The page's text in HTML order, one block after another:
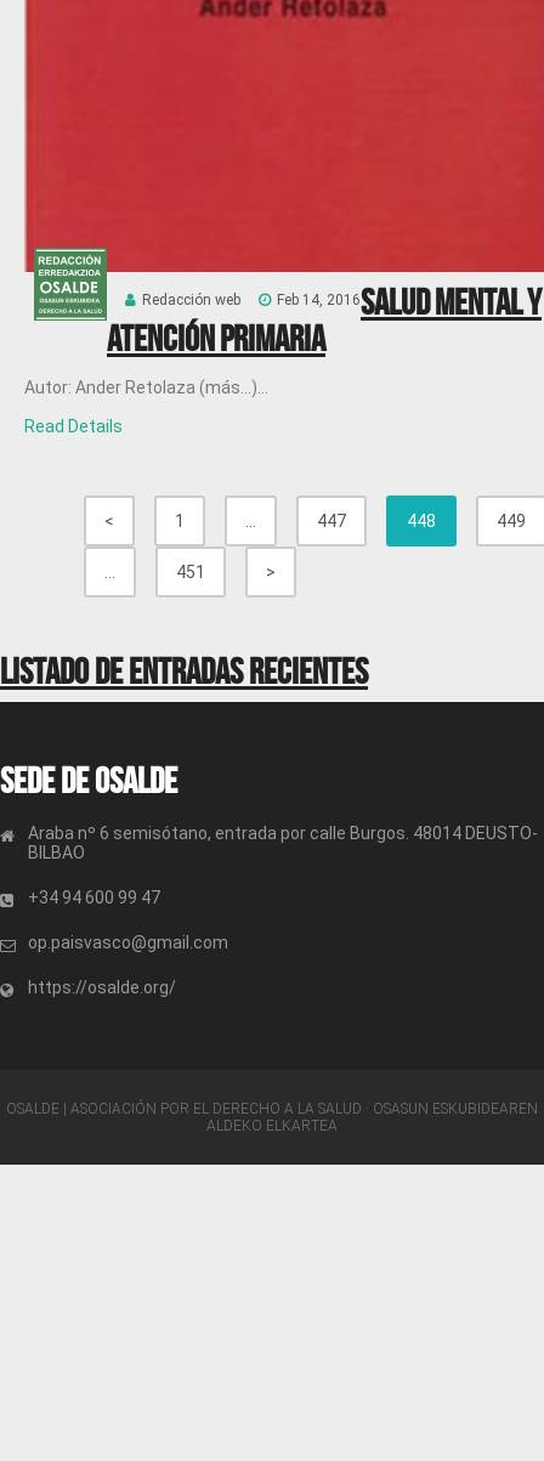
Redacción web Feb 14, 2016Salud mental y
Atención primaria
Autor: Ander Retolaza (más…)...
Read Details
< 1 447 448 449
451 >
Listado de entradas recientes
Sede de OSALDE
Araba nº 6 semisótano, entrada por calle Burgos. 48014 DEUSTO-
BILBAO
+34 94 600 99 47
op.paisvasco@gmail.com
https://osalde.org/
OSALDE | ASOCIACIÓN POR EL DERECHO A LA SALUD · OSASUN ESKUBIDEAREN
ALDEKO ELKARTEA